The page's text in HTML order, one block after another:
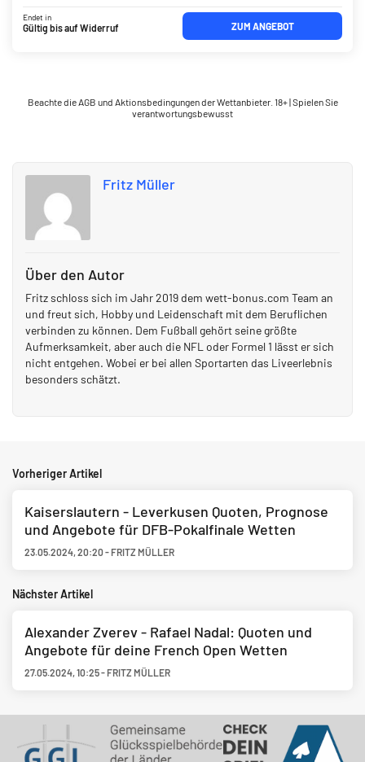
Endet in
Gültig bis auf Widerruf ZUM ANGEBOT
Beachte die AGB und Aktionsbedingungen der Wettanbieter. 18+ | Spielen Sie
verantwortungsbewusst
Fritz Müller
Über den Autor
Fritz schloss sich im Jahr 2019 dem wett-bonus.com Team an
und freut sich, Hobby und Leidenschaft mit dem Beruflichen
verbinden zu können. Dem Fußball gehört seine größte
Aufmerksamkeit, aber auch die NFL oder Formel 1 lässt er sich
nicht entgehen. Wobei er bei allen Sportarten das Liveerlebnis
besonders schätzt.
Vorheriger Artikel
Kaiserslautern - Leverkusen Quoten, Prognose
und Angebote für DFB-Pokalfinale Wetten
23.05.2024,20:20- FRITZ MÜLLER
Nächster Artikel
Alexander Zverev - Rafael Nadal: Quoten und
Angebote für deine French Open Wetten
27.05.2024,10:25- FRITZ MÜLLER